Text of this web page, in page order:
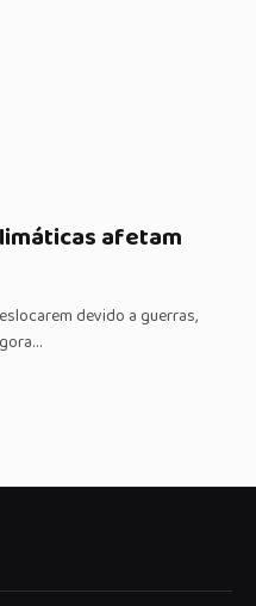
afetam
devido a guerras,